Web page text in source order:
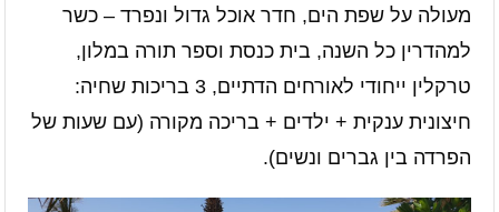
מעולה על שפת הים, חדר אוכל גדול ונפרד – כשר
למהדרין כל השנה, בית כנסת וספר תורה במלון,
טרקלין ייחודי לאורחים הדתיים, 3 בריכות שחיה:
חיצונית ענקית + ילדים + בריכה מקורה (עם שעות של
הפרדה בין גברים ונשים).